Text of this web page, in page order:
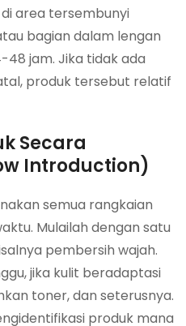
area tersembunyi
bagian dalam lengan
48 jam. Jika tidak ada
produk tersebut relatif
Secara
Introduction)
semua rangkaian
Mulailah dengan satu
pembersih wajah.
jika kulit beradaptasi
toner, dan seterusnya.
produk mana